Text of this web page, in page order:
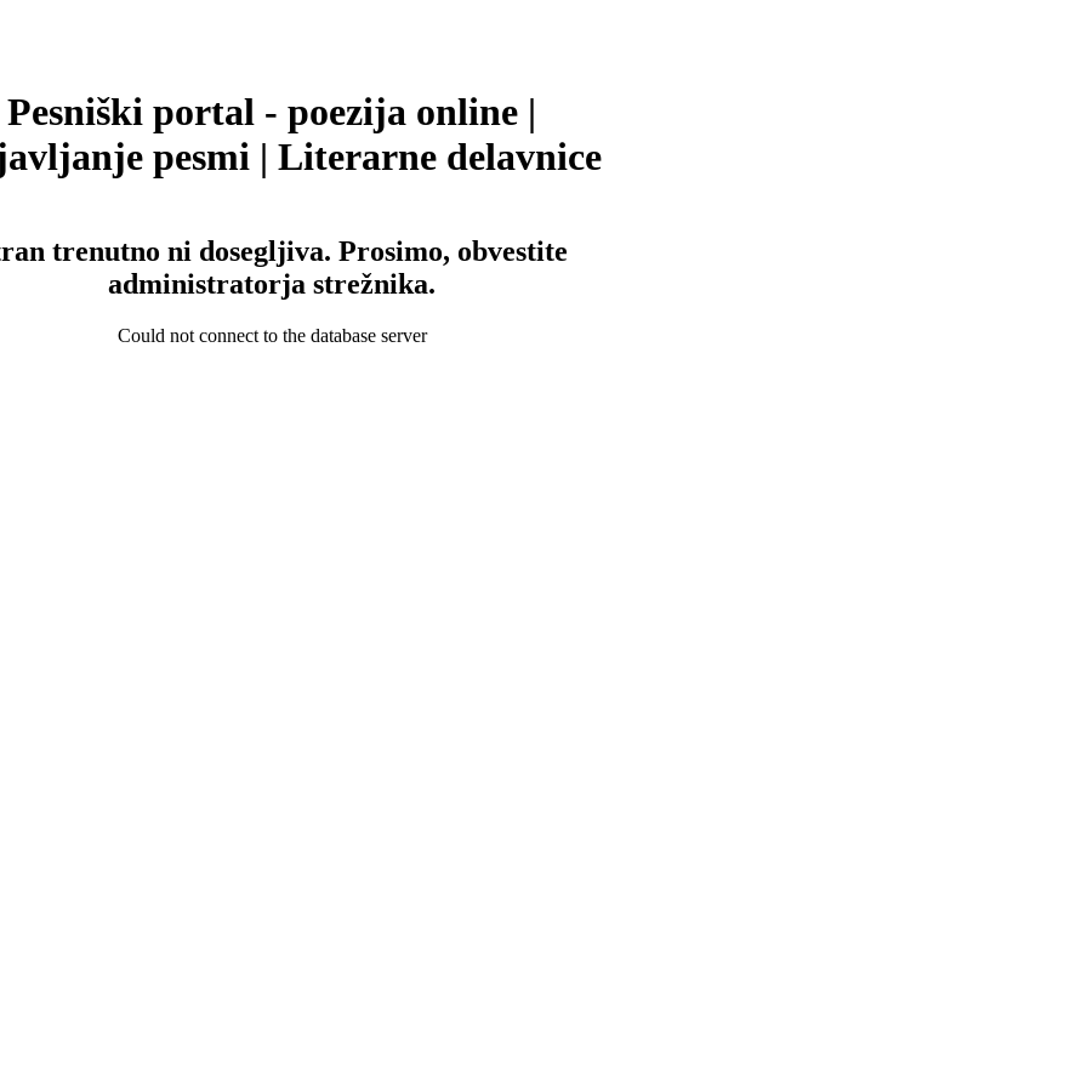
Pesniški portal - poezija online |
pesmi | Literarne delavnice
trenutno ni dosegljiva. Prosimo, obvestite
administratorja strežnika.
Could not connect to the database server